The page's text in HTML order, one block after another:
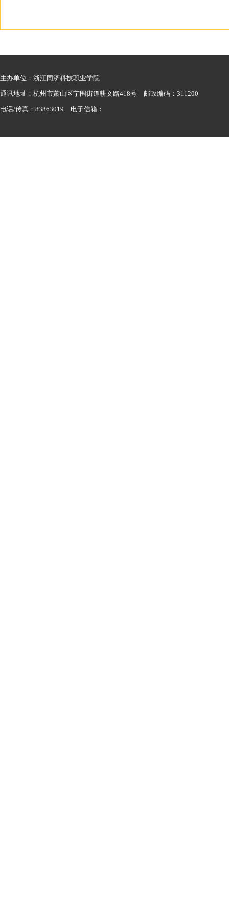
主办单位：浙江同济科技职业学院
通讯地址：杭州市萧山区宁围街道耕文路418号 邮政编码：311200
电话/传真：83863019 电子信箱：